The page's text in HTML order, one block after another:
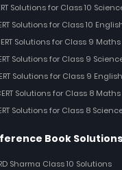
Solutions for Class 10
Solutions for Class 10
Solutions for Class 9 Maths
Solutions for Class 9
Solutions for Class 9 English
Solutions for Class 8 Maths
Solutions for Class 8
Book Solutions
Sharma Class 10 Solutions